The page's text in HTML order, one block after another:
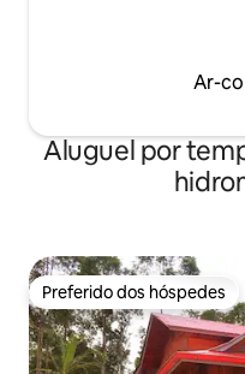
Ar-
Aluguel por
Preferido dos hóspedes
Preferido dos hóspedes